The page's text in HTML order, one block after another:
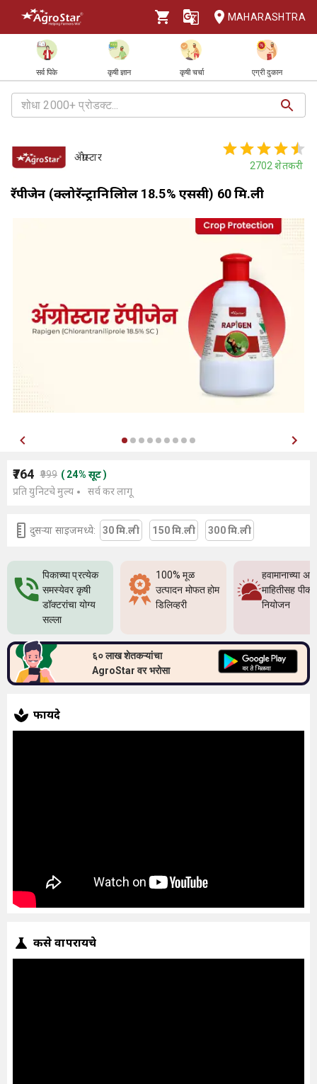
MAHARASHTRA
सर्व पिके कृषी ज्ञान कृषी चर्चा एग्री दुकान
ॲग्रोस्टार
2702 शेतकरी
रॅपीजेन (क्लोरॅन्ट्रानिलिप्रोल 18.5% एससी) 60 मि.ली
₹764 ₹999 ( 24% सूट)
प्रति युनिटचे मुल्य
सर्व कर लागू
दुसर्‍या साइजमध्ये: 30 मि.ली 150 मि.ली 300 मि.ली
पिकाच्या प्रत्येक
समस्येवर कृषी
डॉक्टरांचा योग्य
सल्ला
100% मूळ
उत्पादन मोफत होम
डिलिव्हरी
हवामानाच्या
माहितीसह पीक
नियोजन
६० लाख शेतकऱ्यांचा
AgroStar वर भरोसा
फायदे
कसे वापरायचे